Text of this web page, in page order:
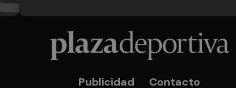
Publicidad Contacto